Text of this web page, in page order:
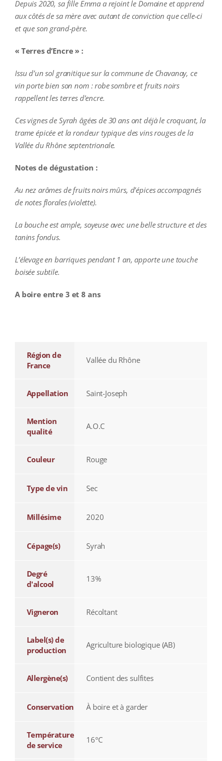
Depuis 2020, sa fille Emma a rejoint le Domaine et apprend
aux côtés de sa mère avec autant de conviction que celle-ci
et que son grand-père.
« Terres d’Encre » :
Issu d’un sol granitique sur la commune de Chavanay, ce
vin porte bien son nom : robe sombre et fruits noirs
rappellent les terres d’encre.
Ces vignes de Syrah âgées de 30 ans ont déjà le croquant, la
trame épicée et la rondeur typique des vins rouges de la
Vallée du Rhône septentrionale.
Notes de dégustation :
Au nez arômes de fruits noirs mûrs, d’épices accompagnés
de notes florales (violette).
La bouche est ample, soyeuse avec une belle structure et des
tanins fondus.
L’élevage en barriques pendant 1 an, apporte une touche
boisée subtile.
A boire entre 3 et 8 ans
Région de
France
Vallée du Rhône
Appellation Saint-Joseph
Mention
qualité
A.O.C
Couleur Rouge
Type de vin Sec
Millésime 2020
Cépage(s) Syrah
Degré
d'alcool
13%
Vigneron Récoltant
Label(s) de
production
Agriculture biologique (AB)
Allergène(s) Contient des sulfites
Conservation À boire et à garder
Température
de service
16°C